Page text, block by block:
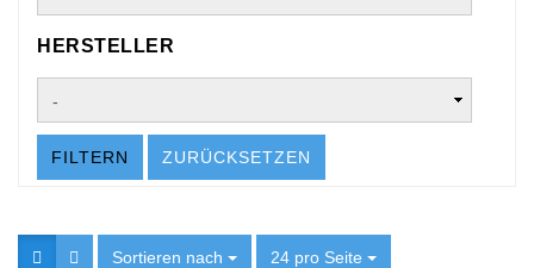
HERSTELLER
HERSTELLER
FILTERN ZURÜCKSETZEN
Sortieren nach
Sortieren nach 24 pro Seite
pro Seite